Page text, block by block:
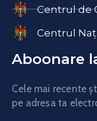
Centrul de
Centrul
Aboonare
Cele mai recente
pe adresa ta